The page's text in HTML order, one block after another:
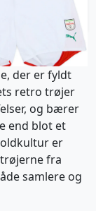
der er fyldt
retro trøjer
og bærer
end blot et
er
fra
samlere og